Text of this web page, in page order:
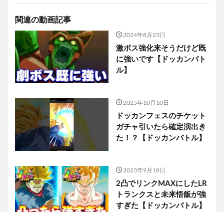
関連の動画記事
2024年8月23日
激ボス強化来そうだけど既
に強いです【ドッカンバト
ル】
2025年10月10日
ドッカンフェスのチケット
ガチャ引いたら確定演出き
た！？【ドッカンバトル】
2023年9月18日
2凸でリンクMAXにしたLR
トランクスと未来悟飯が強
すぎた【ドッカンバトル】